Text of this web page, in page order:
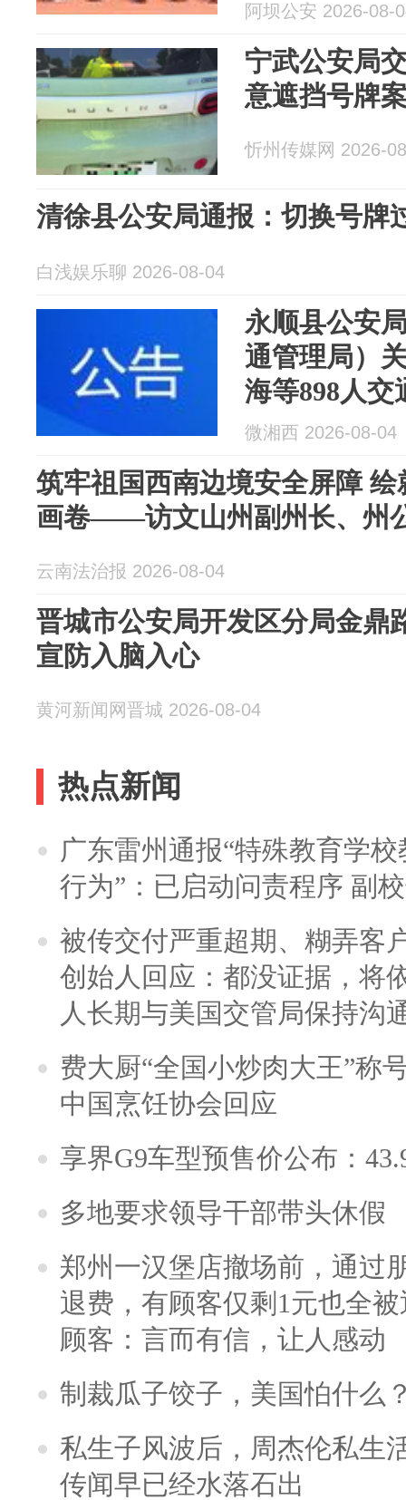
阿坝公安 2026-08-
宁武公安局
意遮挡号牌
忻州传媒网 2026-
清徐县公安局通报：切换号牌
白浅娱乐聊 2026-08-04
永顺县公安
通管理局）
海等898人交
处理拟作出
微湘西 2026-08-04
筑牢祖国西南边境安全屏障
画卷——访文山州副州长、州
云南法治报 2026-08-04
晋城市公安局开发区分局金鼎
宣防入脑入心
黄河新闻网晋城 2026-08-04
热点新闻
广东雷州通报“特殊教育学
行为”：已启动问责程序 副
被传交付严重超期、糊弄客
创始人回应：都没证据，将
人长期与美国交管局保持沟
费大厨“全国小炒肉大王”称
中国烹饪协会回应
享界G9车型预售价公布：
多地要求领导干部带头休假
郑州一汉堡店撤场前，通过
退费，有顾客仅剩1元也全
顾客：言而有信，让人感动
制裁瓜子饺子，美国怕什么
私生子风波后，周杰伦私生
传闻早已经水落石出